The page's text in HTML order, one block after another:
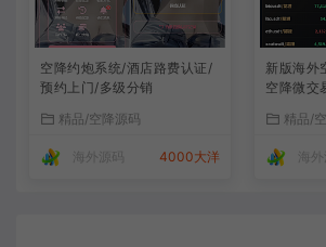
空降约炮系统/酒店路费认证/
预约上门/多级分销
精品/空降源码
海外源码 4000大洋
新版海外
空降微交
精品/
海外